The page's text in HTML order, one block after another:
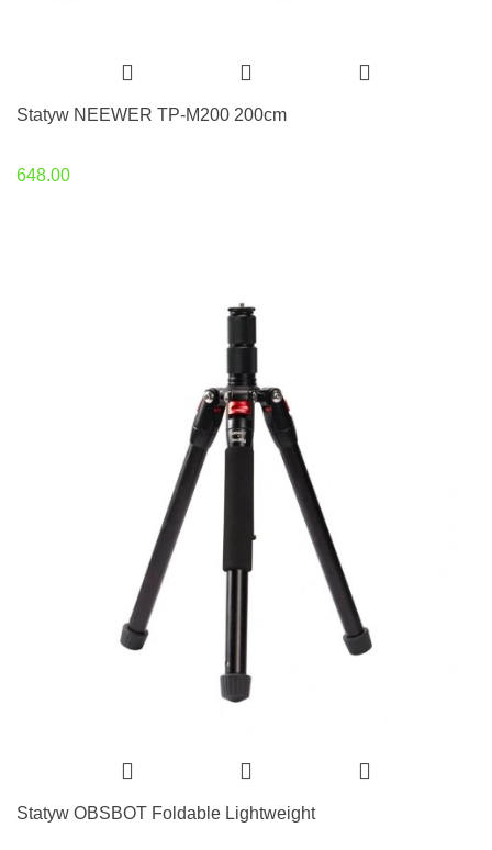
Statyw NEEWER TP-M200 200cm
648.00
Statyw OBSBOT Foldable Lightweight